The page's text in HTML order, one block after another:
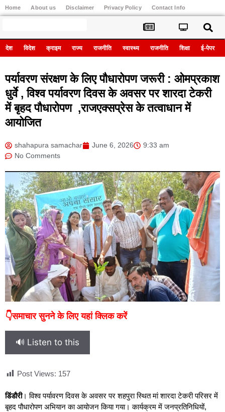
Home About us Disclaimer Privacy Policy Contact Info
देश विदेश क्राइम राज्य राजनीति स्वास्थ्य राजनीति शिक्षा ई-पेपर
पर्यावरण संरक्षण के लिए पौधारोपण जरूरी : ओमप्रकाश
धुर्वे , विश्व पर्यावरण दिवस के अवसर पर शारदा टेकरी
में बृहद पौधारोपण ,राजएक्सप्रेस के तत्वाधान में
आयोजित
shahapura samachar June 6, 2026
9:33 am
No Comments
👇समाचार सुनने के लिए यहां क्लिक करें
🔊 Listen to this
Post Views: 157
डिंडौरी। विश्व पर्यावरण दिवस के अवसर पर शहपुरा स्थित मां शारदा टेकरी परिसर में
बृहद पौधारोपण अभियान का आयोजन किया गया। कार्यक्रम में जनप्रतिनिधियों,